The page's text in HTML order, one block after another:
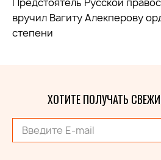
вручил Вагиту Алекперову
степени
ХОТИТЕ ПОЛУЧАТЬ